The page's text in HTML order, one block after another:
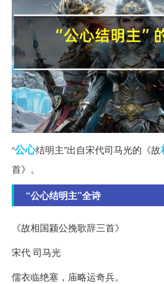
“公心结明主”出自宋代司马光的《故
首》。
“公心结明主”全诗
《故相国颍公挽歌辞三首》
宋代 司马光
儒衣临绝塞，庙略运奇兵。